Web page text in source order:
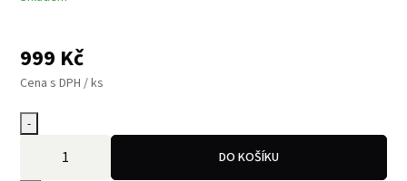
999 Kč
Cena s DPH / ks
-
DO KOŠÍKU